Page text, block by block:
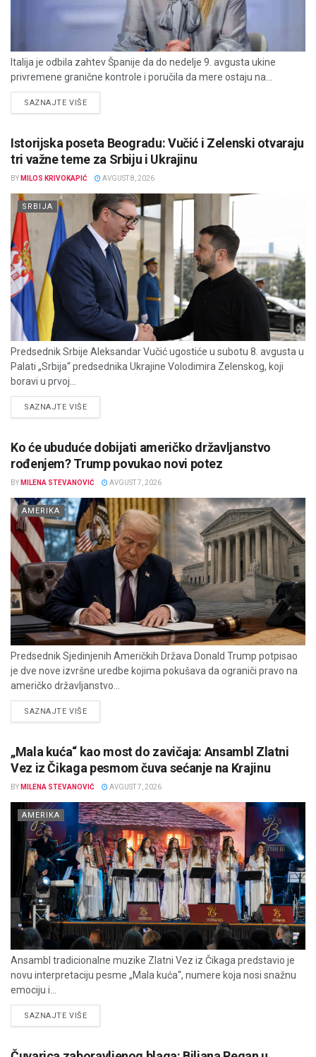
Italija je odbila zahtev Španije da do nedelje 9. avgusta ukine
privremene granične kontrole i poručila da mere ostaju na...
SAZNAJTE VIŠEDETAILS
Istorijska poseta Beogradu: Vučić i Zelenski otvaraju
tri važne teme za Srbiju i Ukrajinu
BY MILOS KRIVOKAPIĆ AVGUST 8, 2026
SRBIJA
Predsednik Srbije Aleksandar Vučić ugostiće u subotu 8. avgusta u
Palati „Srbija“ predsednika Ukrajine Volodimira Zelenskog, koji
boravi u prvoj...
SAZNAJTE VIŠEDETAILS
Ko će ubuduće dobijati američko državljanstvo
rođenjem? Trump povukao novi potez
BY MILENA STEVANOVIĆ AVGUST 7, 2026
AMERIKA
Predsednik Sjedinjenih Američkih Država Donald Trump potpisao
je dve nove izvršne uredbe kojima pokušava da ograniči pravo na
američko državljanstvo...
SAZNAJTE VIŠEDETAILS
„Mala kuća“ kao most do zavičaja: Ansambl Zlatni
Vez iz Čikaga pesmom čuva sećanje na Krajinu
BY MILENA STEVANOVIĆ AVGUST 7, 2026
AMERIKA
Ansambl tradicionalne muzike Zlatni Vez iz Čikaga predstavio je
novu interpretaciju pesme „Mala kuća“, numere koja nosi snažnu
emociju i...
SAZNAJTE VIŠEDETAILS